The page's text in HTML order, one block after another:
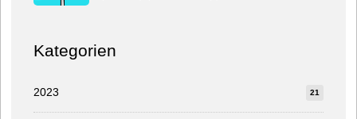
Kategorien
2023 21